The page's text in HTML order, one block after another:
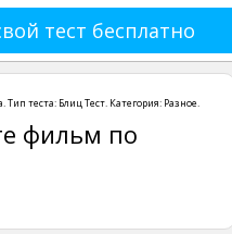
тест бесплатно
. Тип теста: Блиц Тест. Категория: Разное.
фильм по